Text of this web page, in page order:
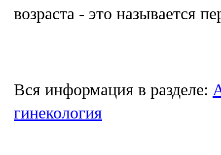
возраста - это называется
Вся информация в разделе:
гинекология